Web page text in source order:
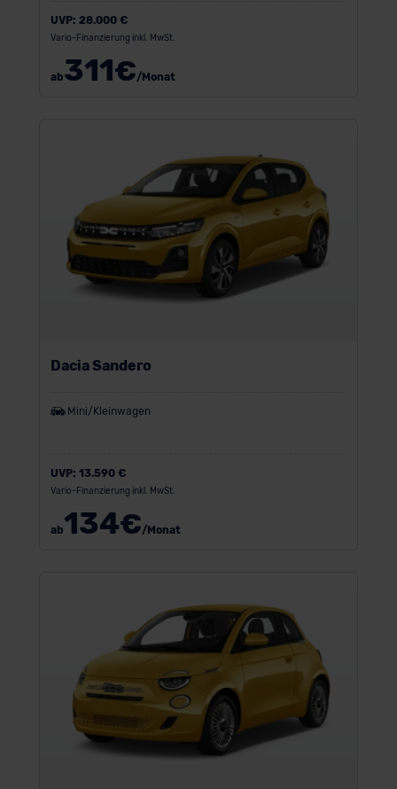
UVP: 28.000 €
Vario-Finanzierung inkl. MwSt.
ab311€/Monat
Dacia Sandero
Mini/Kleinwagen
UVP: 13.590 €
Vario-Finanzierung inkl. MwSt.
ab134€/Monat